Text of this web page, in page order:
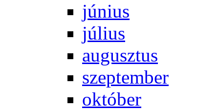
jú­ni­us
jú­li­us
au­gusz­tus
szep­tem­ber
ok­tó­ber